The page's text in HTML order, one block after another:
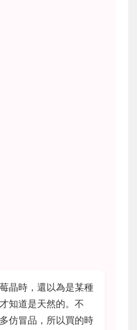
晶時，還以為是某種
知道是天然的。不
仿冒品，所以買的時